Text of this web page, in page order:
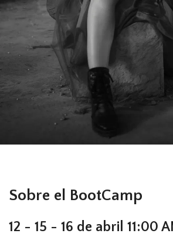
Sobre el BootCamp
12 - 15 - 16 de abril